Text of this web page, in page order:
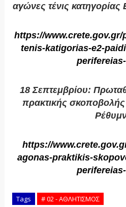
αγώνες τένις
https://
tenis-katigorias-e2-
18 Σεπτεμβρίου:
πρακτικής
https://
agonas-praktikis-
Tags # 02 - ΑΘΛΗΤΙΣΜΟΣ